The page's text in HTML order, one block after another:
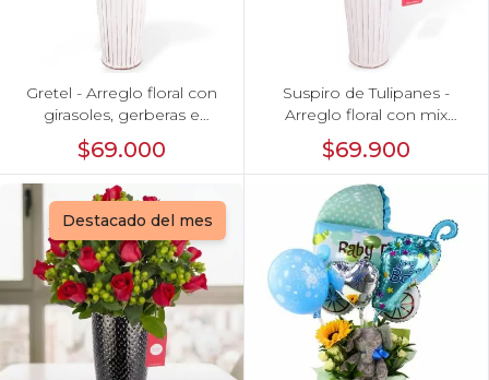
Gretel - Arreglo floral con
girasoles, gerberas e
hypericum
$69.000
Suspiro de Tulipanes -
Arreglo floral con mix
multicolor de 30 tulipanes
$69.900
Destacado del mes